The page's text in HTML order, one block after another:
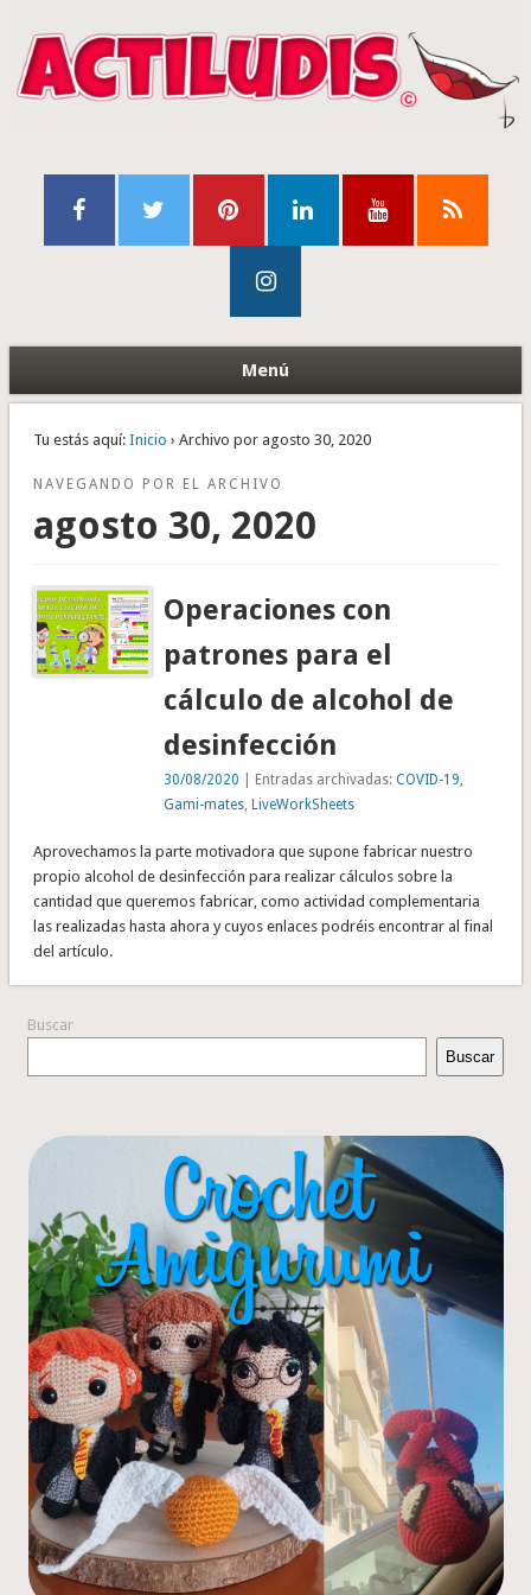
Menú
Tu estás aquí: Inicio › Archivo por agosto 30, 2020
NAVEGANDO POR EL ARCHIVO
agosto 30, 2020
Operaciones con
patrones para el
cálculo de alcohol de
desinfección
30/08/2020 | Entradas archivadas:COVID-19
Gami-mates ,LiveWorkSheets
Aprovechamos la parte motivadora que supone fabricar nuestro
propio alcohol de desinfección para realizar cálculos sobre la
cantidad que queremos fabricar, como actividad complementaria
las realizadas hasta ahora y cuyos enlaces podréis encontrar al final
del artículo.
Buscar
Buscar